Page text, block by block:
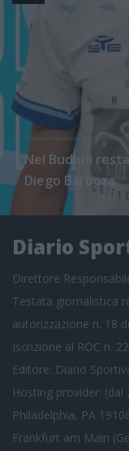
Nel Budoni
Diego Barboza
Diario
Direttore
Testata giornalistica
autorizzazione n. 18
Iscrizione al ROC n.
Editore: Diario
Hosting provider: (dal
Philadelphia, PA
Frankfurt am Main